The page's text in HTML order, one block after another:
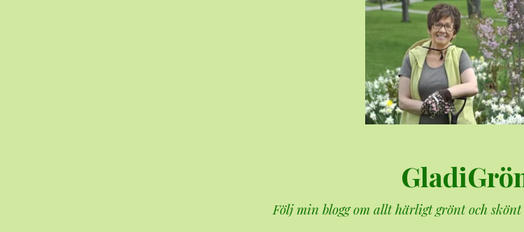
Följ min blogg om allt härligt grönt och